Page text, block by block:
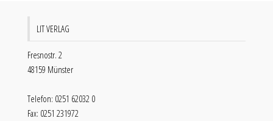
LIT VERLAG
Fresnostr. 2
48159 Münster
Telefon: 0251 62032 0
Fax: 0251 231972